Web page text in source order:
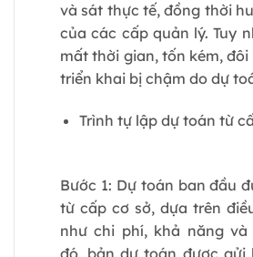
và sát thực tế, đồng thời
của các cấp quản lý. Tuy
mất thời gian, tốn kém, đôi
triển khai bị chậm do dự
Trình tự lập dự toán từ
Bước 1: Dự toán ban đầu
từ cấp cơ sở, dựa trên
như chi phí, khả năng và
đó, bản dự toán được gửi